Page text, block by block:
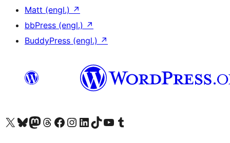
Matt (engl.) ↗
bbPress (engl.) ↗
BuddyPress (engl.) ↗
Unser X-Konto (früher Twitter) besuchen
Unser Bluesky-Konto besuchen
Unser Mastodon-Konto besuchen
Unser Threads-Konto besuchen
Unsere Facebook-Seite besuchen
Unser Instagram-Konto besuchen
Unser LinkedIn-Konto besuchen
Unser TikTok-Konto besuchen
Unseren YouTube-Kanal besuchen
Unser Tumblr-Konto besuchen